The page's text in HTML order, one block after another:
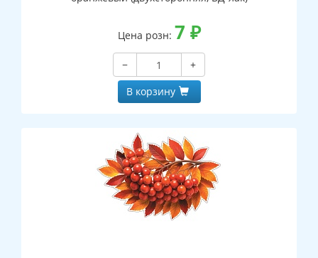
Цена розн: 7 ₽
−
+
В корзину